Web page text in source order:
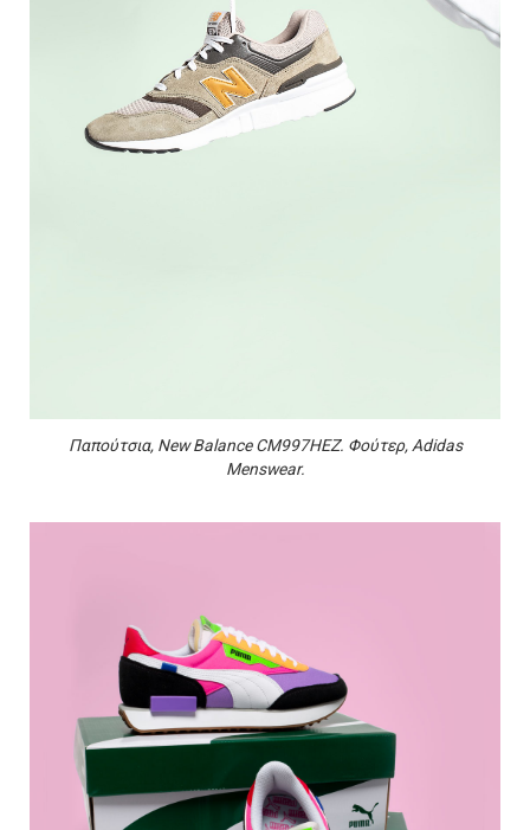
Παπούτσια, New Balance CM997HEZ. Φούτερ, Adidas
Menswear.